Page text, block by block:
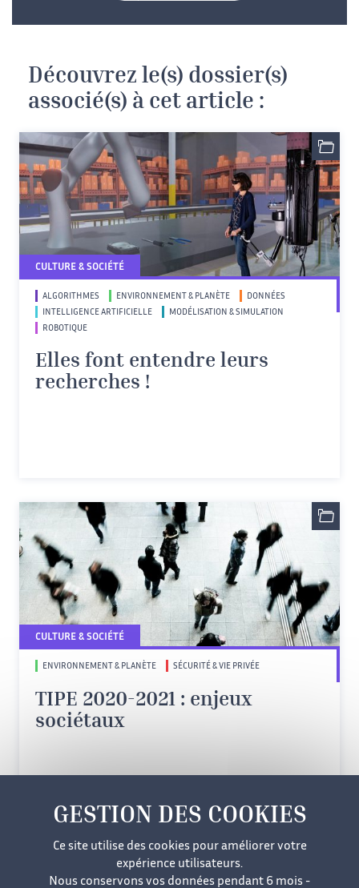
Découvrez le(s) dossier(s)
associé(s) à cet article :
CULTURE & SOCIÉTÉ
ALGORITHMES ENVIRONNEMENT & PLANÈTE DONNÉES
INTELLIGENCE ARTIFICIELLE MODÉLISATION & SIMULATION
ROBOTIQUE
Elles font entendre leurs
recherches !
CULTURE & SOCIÉTÉ
ENVIRONNEMENT & PLANÈTE SÉCURITÉ & VIE PRIVÉE
TIPE 2020-2021 : enjeux
sociétaux
Ce site utilise des cookies pour améliorer votre
expérience utilisateurs.
Nous conservons vos données pendant 6 mois -